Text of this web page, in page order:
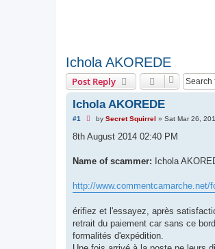
Ichola AKOREDE
Post Reply
Ichola AKOREDE
#1
U
r
d
s
t
by Secret Squirrel » Sat Mar 26,
8th August 2014 02:40 PM
Name of scammer: Ichola
http://www.commentcamarche.net/
érifiez et l'essayez, après
retrait du paiement car sans ce
formalités d'expédition.